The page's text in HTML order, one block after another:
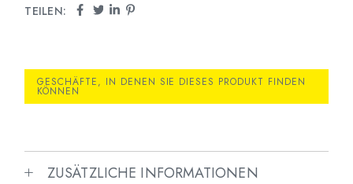
TEILEN:
GESCHÄFTE, IN DENEN SIE DIESES PRODUKT FINDEN
KÖNNEN
ZUSÄTZLICHE INFORMATIONEN